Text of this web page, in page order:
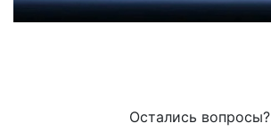
Остались вопросы?